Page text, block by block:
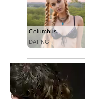
Columbus
DATING